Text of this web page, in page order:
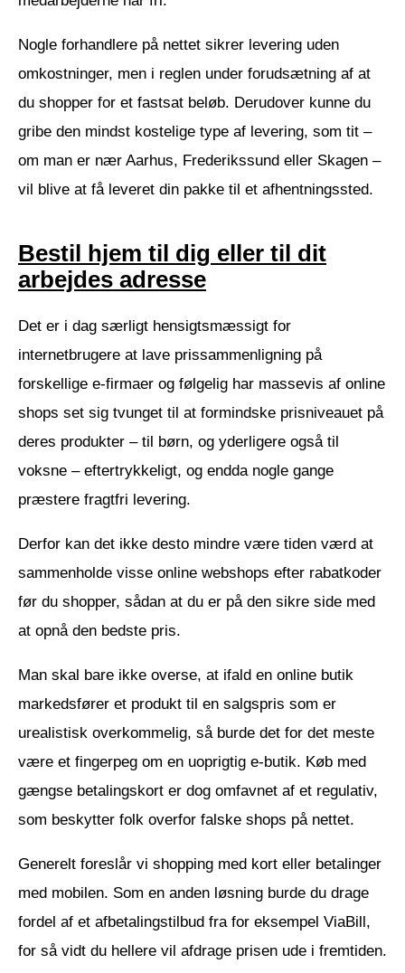
Nogle forhandlere på nettet sikrer levering uden
omkostninger, men i reglen under forudsætning af at
du shopper for et fastsat beløb. Derudover kunne du
gribe den mindst kostelige type af levering, som tit –
om man er nær Aarhus, Frederikssund eller Skagen –
vil blive at få leveret din pakke til et afhentningssted.
Bestil hjem til dig eller til dit
arbejdes adresse
Det er i dag særligt hensigtsmæssigt for
internetbrugere at lave prissammenligning på
forskellige e-firmaer og følgelig har massevis af online
shops set sig tvunget til at formindske prisniveauet på
deres produkter – til børn, og yderligere også til
voksne – eftertrykkeligt, og endda nogle gange
præstere fragtfri levering.
Derfor kan det ikke desto mindre være tiden værd at
sammenholde visse online webshops efter rabatkoder
før du shopper, sådan at du er på den sikre side med
at opnå den bedste pris.
Man skal bare ikke overse, at ifald en online butik
markedsfører et produkt til en salgspris som er
urealistisk overkommelig, så burde det for det meste
være et fingerpeg om en uoprigtig e-butik. Køb med
gængse betalingskort er dog omfavnet af et regulativ,
som beskytter folk overfor falske shops på nettet.
Generelt foreslår vi shopping med kort eller betalinger
med mobilen. Som en anden løsning burde du drage
fordel af et afbetalingstilbud fra for eksempel ViaBill,
for så vidt du hellere vil afdrage prisen ude i fremtiden.